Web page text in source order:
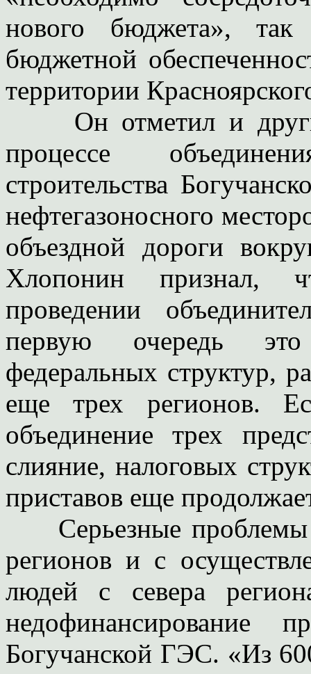
нового бюджета»,
бюджетной
территории
Он отметил и
процессе
строительства
нефтегазоносного
объездной дороги
Хлопонин признал,
проведении
первую очередь это
федеральных структур,
еще трех регионов.
объединение трех
слияние, налоговых
приставов еще
Серьезные проблемы
регионов и с
людей с севера
недофинансирование
Богучанской ГЭС. «Из